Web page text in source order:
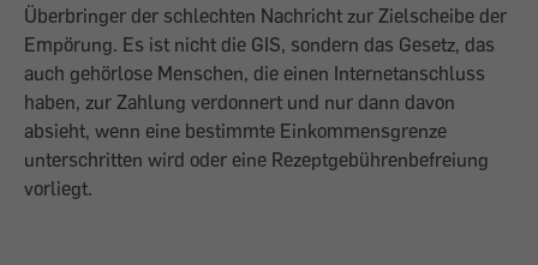
Überbringer der schlechten Nachricht zur Zielscheibe der
Empörung. Es ist nicht die GIS, sondern das Gesetz, das
auch gehörlose Menschen, die einen Internetanschluss
haben, zur Zahlung verdonnert und nur dann davon
absieht, wenn eine bestimmte Einkommensgrenze
unterschritten wird oder eine Rezeptgebührenbefreiung
vorliegt.